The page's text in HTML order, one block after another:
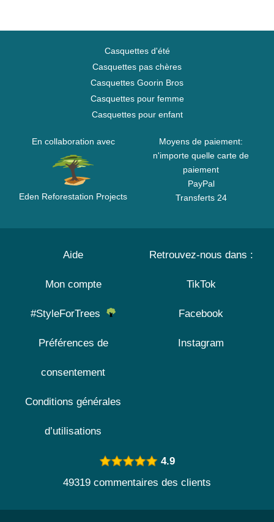
Casquettes d'été
Casquettes pas chères
Casquettes Goorin Bros
Casquettes pour femme
Casquettes pour enfant
En collaboration avec
Eden Reforestation Projects
Moyens de paiement:
n'importe quelle carte de
paiement
PayPal
Transferts 24
Aide
Mon compte
#StyleForTrees
Préférences de
consentement
Conditions générales
d’utilisations
Retrouvez-nous dans :
TikTok
Facebook
Instagram
4.9
49319 commentaires des clients